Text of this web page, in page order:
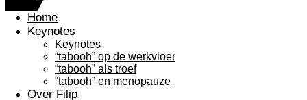
Home
Keynotes
Keynotes
“tabooh” op de werkvloer
“tabooh” als troef
“tabooh” en menopauze
Over Filip